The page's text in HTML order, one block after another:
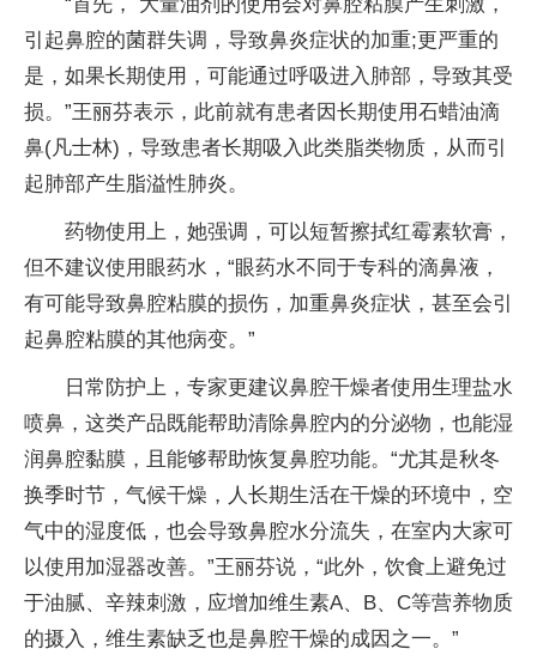
引起鼻腔的菌群失调，导致鼻炎症状的加重;更严重的
是，如果长期使用，可能通过呼吸进入肺部，导致其受
损。”王丽芬表示，此前就有患者因长期使用石蜡油滴
鼻(凡士林)，导致患者长期吸入此类脂类物质，从而引
起肺部产生脂溢性肺炎。
药物使用上，她强调，可以短暂擦拭红霉素软膏，
但不建议使用眼药水，“眼药水不同于专科的滴鼻液，
有可能导致鼻腔粘膜的损伤，加重鼻炎症状，甚至会引
起鼻腔粘膜的其他病变。”
日常防护上，专家更建议鼻腔干燥者使用生理盐水
喷鼻，这类产品既能帮助清除鼻腔内的分泌物，也能湿
润鼻腔黏膜，且能够帮助恢复鼻腔功能。“尤其是秋冬
换季时节，气候干燥，人长期生活在干燥的环境中，空
气中的湿度低，也会导致鼻腔水分流失，在室内大家可
以使用加湿器改善。”王丽芬说，“此外，饮食上避免过
于油腻、辛辣刺激，应增加维生素A、B、C等营养物质
的摄入，维生素缺乏也是鼻腔干燥的成因之一。”